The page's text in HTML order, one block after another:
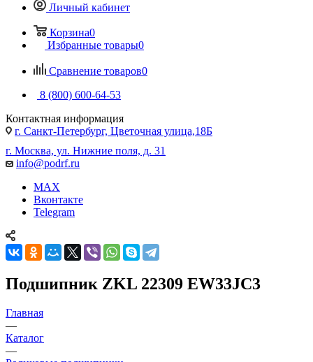
Личный кабинет
Корзина0
Избранные товары0
Сравнение товаров0
8 (800) 600-64-53
Контактная информация
г. Санкт-Петербург, Цветочная улица,18Б
г. Москва, ул. Нижние поля, д. 31
info@podrf.ru
MAX
Вконтакте
Telegram
Подшипник ZKL 22309 EW33JC3
Главная
—
Каталог
—